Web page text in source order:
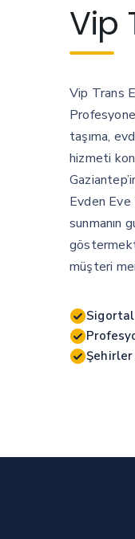
Vip
Vip Trans
taşıma,
hizmeti
Evden
sunmanın
müşteri
Şehirler